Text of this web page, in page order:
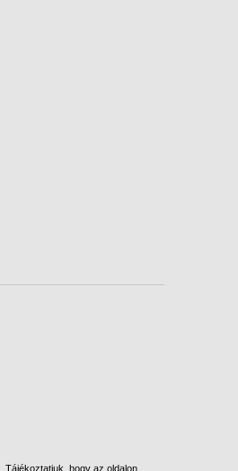
Tájékoztatjuk, hogy az oldalon